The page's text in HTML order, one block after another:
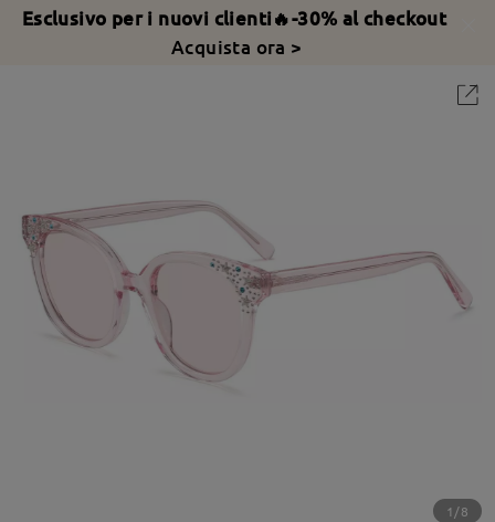
Esclusivo per i nuovi clienti🔥-30% al checkout
Acquista ora >
1/8